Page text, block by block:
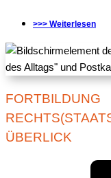
>>> Weiterlesen
FORTBILDUNG
ÜBERLICK